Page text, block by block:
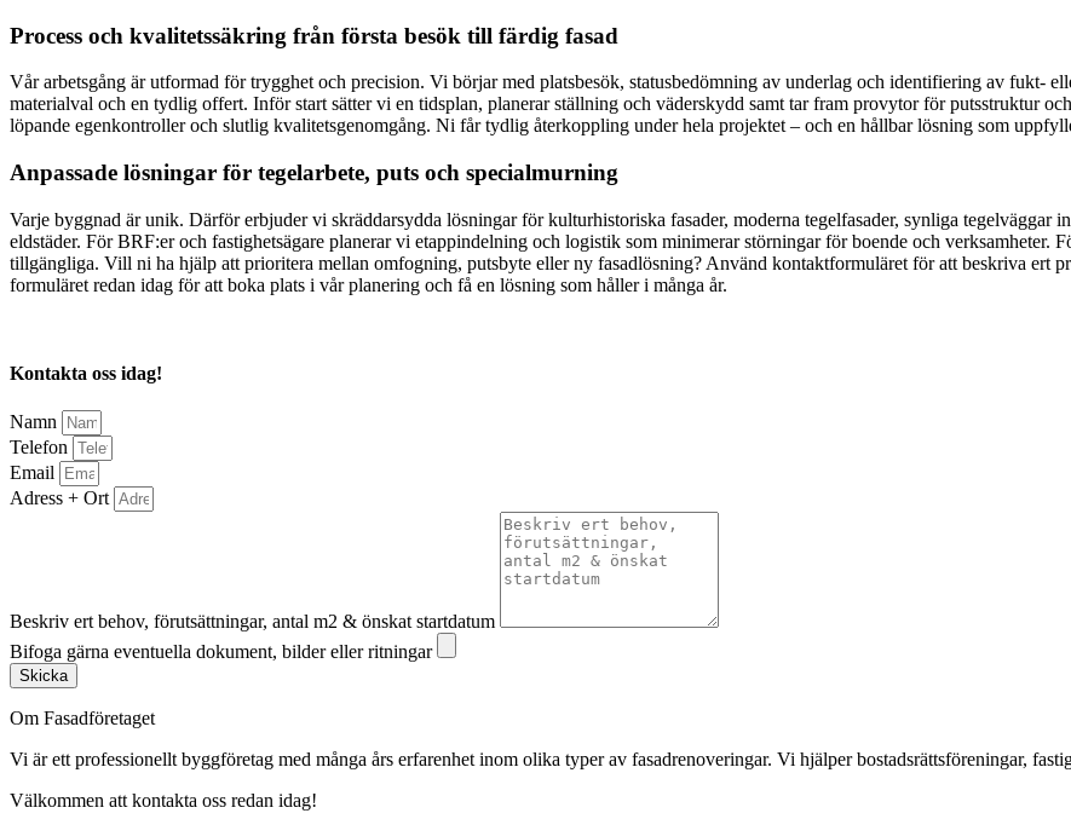
Process och kvalitetssäkring från första besök till färdig fasad
Vår arbetsgång är utformad för trygghet och precision. Vi börjar med platsbesök, statusbedömning av underlag och identifiering av fukt-
materialval och en tydlig offert. Inför start sätter vi en tidsplan, planerar ställning och väderskydd samt tar fram provytor för putsstruktur
löpande egenkontroller och slutlig kvalitetsgenomgång. Ni får tydlig återkoppling under hela projektet – och en hållbar lösning som
Anpassade lösningar för tegelarbete, puts och specialmurning
Varje byggnad är unik. Därför erbjuder vi skräddarsydda lösningar för kulturhistoriska fasader, moderna tegelfasader, synliga tegelväggar
eldstäder. För BRF:er och fastighetsägare planerar vi etappindelning och logistik som minimerar störningar för boende och verksamheter.
tillgängliga. Vill ni ha hjälp att prioritera mellan omfogning, putsbyte eller ny fasadlösning? Använd kontaktformuläret för att beskriva ert
formuläret redan idag för att boka plats i vår planering och få en lösning som håller i många år.
Kontakta oss idag!
Namn
Telefon
Email
Adress + Ort
Beskriv ert behov, förutsättningar, antal m2 & önskat startdatum
Bifoga gärna eventuella dokument, bilder eller ritningar
Skicka
Om Fasadföretaget
Vi är ett professionellt byggföretag med många års erfarenhet inom olika typer av fasadrenoveringar. Vi hjälper bostadsrättsföreningar,
Välkommen att kontakta oss redan idag!